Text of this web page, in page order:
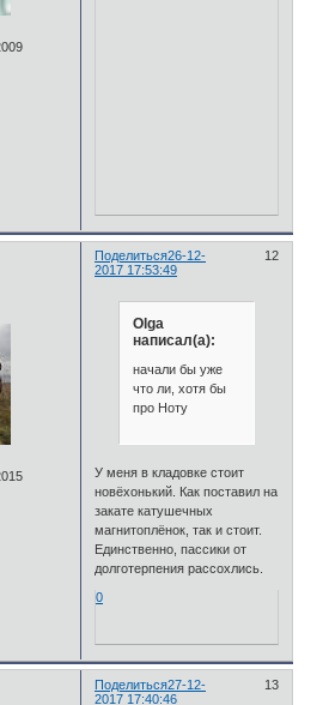
Поделиться 12
26-12-
2017 17:53:49
Olga
написал(а):
начали бы уже
что ли, хотя бы
про Ноту
У меня в кладовке стоит
новёхонький. Как поставил на
закате катушечных
магнитоплёнок, так и стоит.
Единственно, пассики от
долготерпения рассохлись.
0
Поделиться 13
27-12-
2017 17:40:46